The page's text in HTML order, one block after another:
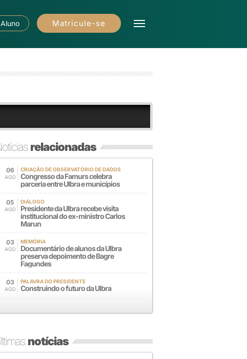
Matricule-se
relacionadas
06
AGO
CRIAÇÃO DE OBSERVATÓRIO DE DADOS
Congresso da Famurs celebra
parceria entre Ulbra e municípios
05
AGO
DIÁLOGO
Presidente da Ulbra recebe visita
institucional do ex-ministro Carlos
Marun
03
AGO
MEMÓRIA
Documentário de alunos da Ulbra
preserva depoimento de Bagre
Fagundes
03
AGO
PALAVRA DO PRESIDENTE
Construindo o futuro da Ulbra
notícias